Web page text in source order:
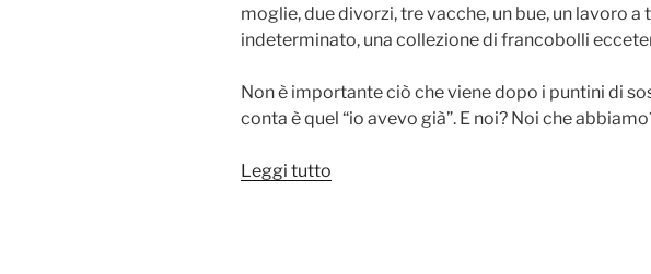
moglie, due divorzi, tre vacche, un bue, un lavoro a
indeterminato, una collezione di francobolli
Non è importante ciò che viene dopo i puntini di
conta è quel “io avevo già”. E noi? Noi che
Leggi tutto